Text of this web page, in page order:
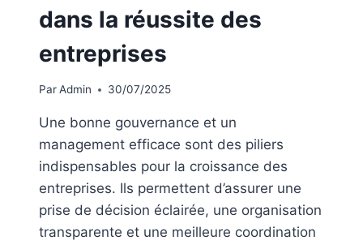
dans la réussite des
entreprises
ParAdmin 30/07/2025
Une bonne gouvernance et un
management efficace sont des piliers
indispensables pour la croissance des
entreprises. Ils permettent d’assurer une
prise de décision éclairée, une organisation
transparente et une meilleure coordination